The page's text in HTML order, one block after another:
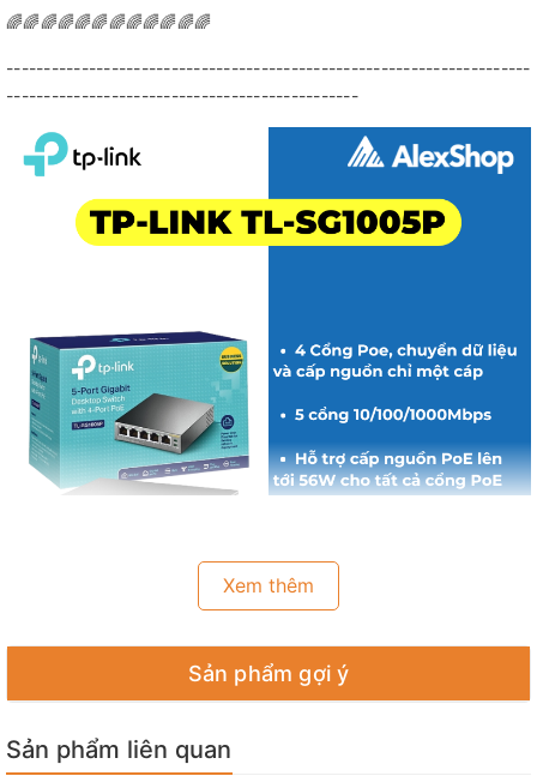
🌈🌈🌈🌈🌈🌈🌈🌈🌈🌈🌈🌈
----------------------------------------------------------------------
-----------------------------------------------
💥 Ưu điểm sản phẩm :
👉 Với 4 cổng PoE, chuyển dữ liệu và cấp nguồn chỉ trên một
Xem thêm
Sản phẩm gợi ý
Sản phẩm liên quan